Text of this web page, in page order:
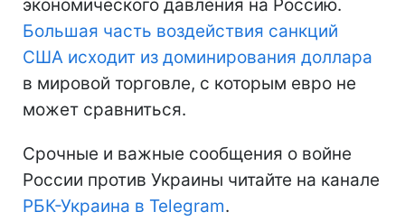
экономического давления на Россию.
Большая часть воздействия санкций
США исходит из доминирования доллара
в мировой торговле, с которым евро не
может сравниться.
Срочные и важные сообщения о войне
России против Украины читайте на канале
РБК-Украина в Telegram.